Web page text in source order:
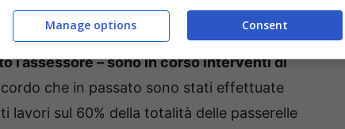
l’assessore – sono in corso interventi di
che in passato sono stati effettuate
sul 60% della totalità delle passerelle
Consent
Manage options